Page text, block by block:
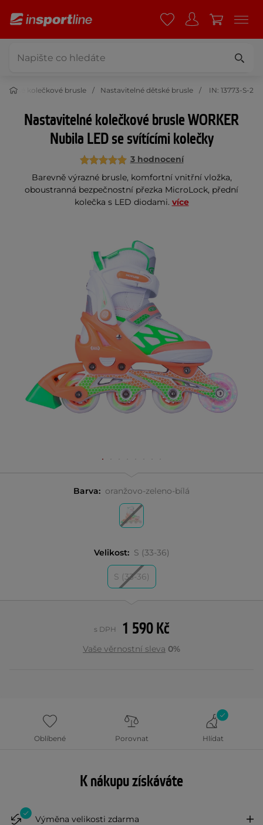
Dětské kolečkové brusle Nastavitelné dětské brusle IN: 13773-S-2
Nastavitelné kolečkové brusle WORKER
Nubila LED se svítícími kolečky
3 hodnocení
Barevně výrazné brusle, komfortní vnitřní vložka,
oboustranná bezpečnostní přezka MicroLock, přední
kolečka s LED diodami. více
Barva: oranžovo-zeleno-bílá
Velikost: S (33-36)
S (33-36)
1 590 Kč
s DPH
Vaše věrnostní sleva 0%
Oblíbené Porovnat Hlídat
K nákupu získáváte
Výměna velikosti zdarma